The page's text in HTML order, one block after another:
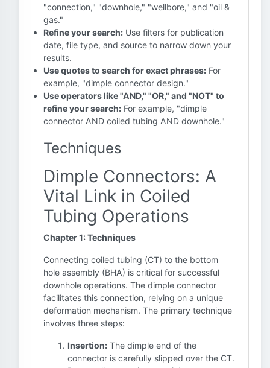
"connection," "downhole," "wellbore," and "oil &
gas."
Refine your search: Use filters for publication
date, file type, and source to narrow down your
results.
Use quotes to search for exact phrases: For
example, "dimple connector design."
Use operators like "AND," "OR," and "NOT" to
refine your search: For example, "dimple
connector AND coiled tubing AND downhole."
Techniques
Dimple Connectors: A
Vital Link in Coiled
Tubing Operations
Chapter 1: Techniques
Connecting coiled tubing (CT) to the bottom
hole assembly (BHA) is critical for successful
downhole operations. The dimple connector
facilitates this connection, relying on a unique
deformation mechanism. The primary technique
involves three steps:
Insertion: The dimple end of the
connector is carefully slipped over the CT.